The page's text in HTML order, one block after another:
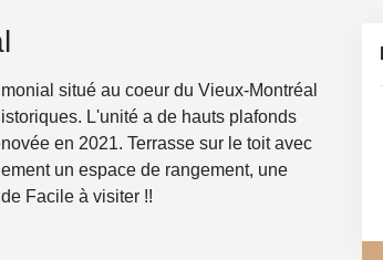
situé au coeur du Vieux-Montréal
L'unité a de hauts plafonds
en 2021. Terrasse sur le toit avec
un espace de rangement, une
Facile à visiter !!